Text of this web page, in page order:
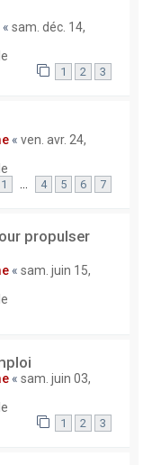
« sam. déc. 14,
1 2 3
« ven. avr. 24,
1 … 4 5 6 7
propulser
« sam. juin 15,
« sam. juin 03,
1 2 3